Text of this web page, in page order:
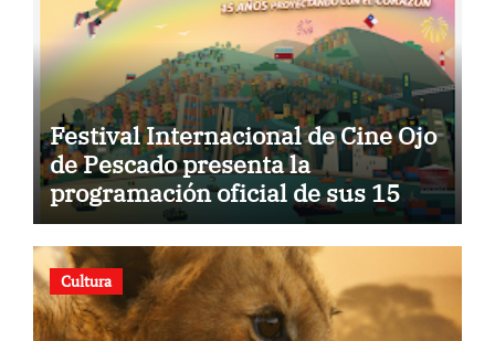
Festival Internacional de Cine Ojo
de Pescado presenta la
programación oficial de sus 15
años
Cultura